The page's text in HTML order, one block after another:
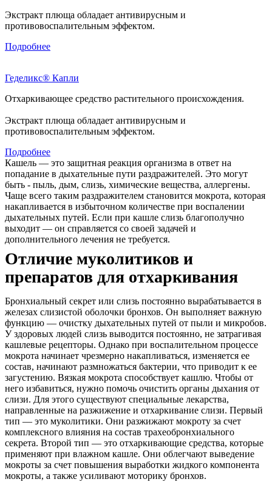
Экстракт плюща обладает антивирусным и
противовоспалительным эффектом.
Подробнее
Геделикс® Капли
Отхаркивающее средство растительного происхождения.
Экстракт плюща обладает антивирусным и
противовоспалительным эффектом.
Подробнее
Кашель — это защитная реакция организма в ответ на
попадание в дыхательные пути раздражителей. Это могут
быть - пыль, дым, слизь, химические вещества, аллергены.
Чаще всего таким раздражителем становится мокрота, которая
накапливается в избыточном количестве при воспалении
дыхательных путей. Если при кашле слизь благополучно
выходит — он справляется со своей задачей и
дополнительного лечения не требуется.
Отличие муколитиков и
препаратов для отхаркивания
Бронхиальный секрет или слизь постоянно вырабатывается в
железах слизистой оболочки бронхов. Он выполняет важную
функцию — очистку дыхательных путей от пыли и микробов.
У здоровых людей слизь выводится постоянно, не затрагивая
кашлевые рецепторы. Однако при воспалительном процессе
мокрота начинает чрезмерно накапливаться, изменяется ее
состав, начинают размножаться бактерии, что приводит к ее
загустению. Вязкая мокрота способствует кашлю. Чтобы от
него избавиться, нужно помочь очистить органы дыхания от
слизи. Для этого существуют специальные лекарства,
направленные на разжижение и отхаркивание слизи. Первый
тип — это муколитики. Они разжижают мокроту за счет
комплексного влияния на состав трахеобронхиального
секрета. Второй тип — это отхаркивающие средства, которые
применяют при влажном кашле. Они облегчают выведение
мокроты за счет повышения выработки жидкого компонента
мокроты, а также усиливают моторику бронхов.